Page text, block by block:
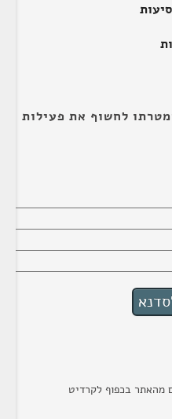
לחשוף את פעילות
מהאתר בכפוף לקרדיט